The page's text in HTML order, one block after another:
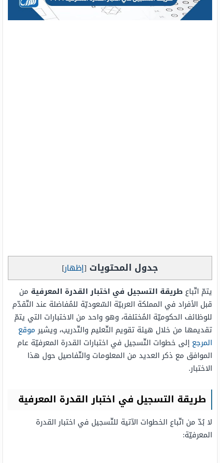
جدول المحتويات [إظهار]
يتمّ اتّباع طريقة التسجيل في اختبار القدرة المعرفية من
قبل الأفراد في المملكة العربيّة السّعوديّة للمُفاضلة عند التّقدّم
للوظائف الحكوميّة المُختلفة، وهو واحد من الاختبارات التي يتمّ
تقديمها من خلال هيئة تقويم التّعليم والتّدريب، ويشيرموقع
المرجع إلى خطوات التّسجيل في اختبارات القدرة المعرفيّة عام
الموافق مع ذكر العديد من المعلومات والتّفاصيل حول هذا
الاختبار.
طريقة التسجيل في اختبار القدرة المعرفية
لا بُدّ من اتّباع الخطوات الآتية للتّسجيل في اختبار القدرة
المعرفيّة: